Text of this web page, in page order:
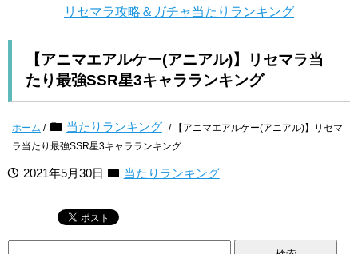
リセマラ攻略＆ガチャ当たりランキング
【アニマエアルケー(アニアル)】リセマラ当
たり最強SSR星3キャラランキング
ホーム / 当たりランキング / 【アニマエアルケー(アニアル)】リセマ
ラ当たり最強SSR星3キャラランキング
2021年5月30日 当たりランキング